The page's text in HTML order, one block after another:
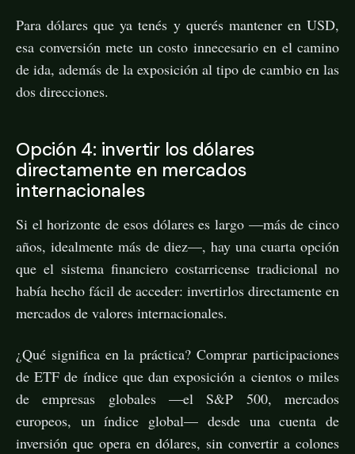
Para dólares que ya tenés y querés mantener en USD,
esa conversión mete un costo innecesario en el camino
de ida, además de la exposición al tipo de cambio en las
dos direcciones.
Opción 4: invertir los dólares
directamente en mercados
internacionales
Si el horizonte de esos dólares es largo —más de cinco
años, idealmente más de diez—, hay una cuarta opción
que el sistema financiero costarricense tradicional no
había hecho fácil de acceder: invertirlos directamente en
mercados de valores internacionales.
¿Qué significa en la práctica? Comprar participaciones
de ETF de índice que dan exposición a cientos o miles
de empresas globales —el S&P 500, mercados
europeos, un índice global— desde una cuenta de
inversión que opera en dólares, sin convertir a colones